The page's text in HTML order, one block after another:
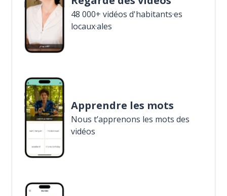
48 000+ vidéos d'habitants·es
locaux·ales
Apprendre les mots
Nous t’apprenons les mots des
vidéos